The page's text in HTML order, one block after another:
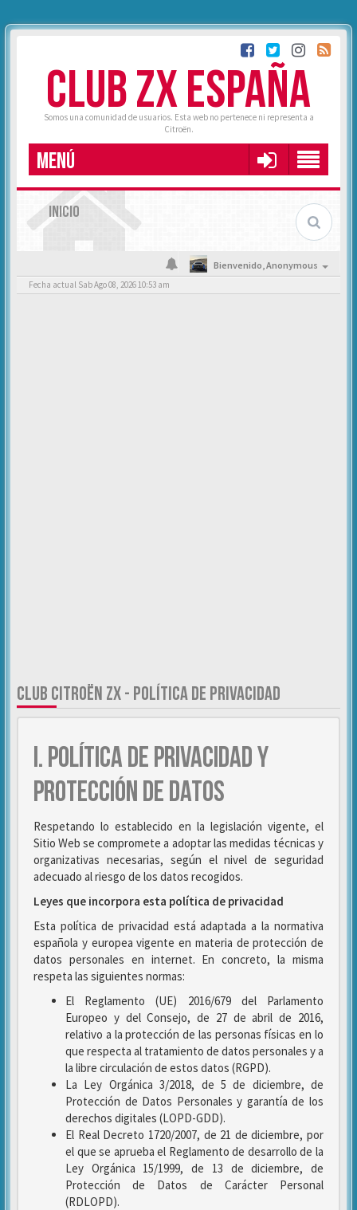
CLUB ZX ESPAÑA
Somos una comunidad de usuarios. Esta web no pertenece ni representa a
Citroën.
MENÚ
INICIO
Bienvenido,Anonymous
Fecha actual Sab Ago 08, 2026 10:53 am
CLUB CITROËN ZX - POLÍTICA DE PRIVACIDAD
I. POLÍTICA DE PRIVACIDAD Y
PROTECCIÓN DE DATOS
Respetando lo establecido en la legislación vigente, el
Sitio Web se compromete a adoptar las medidas técnicas y
organizativas necesarias, según el nivel de seguridad
adecuado al riesgo de los datos recogidos.
Leyes que incorpora esta política de privacidad
Esta política de privacidad está adaptada a la normativa
española y europea vigente en materia de protección de
datos personales en internet. En concreto, la misma
respeta las siguientes normas:
El Reglamento (UE) 2016/679 del Parlamento
Europeo y del Consejo, de 27 de abril de 2016,
relativo a la protección de las personas físicas en lo
que respecta al tratamiento de datos personales y a
la libre circulación de estos datos (RGPD).
La Ley Orgánica 3/2018, de 5 de diciembre, de
Protección de Datos Personales y garantía de los
derechos digitales (LOPD-GDD).
El Real Decreto 1720/2007, de 21 de diciembre, por
el que se aprueba el Reglamento de desarrollo de la
Ley Orgánica 15/1999, de 13 de diciembre, de
Protección de Datos de Carácter Personal
(RDLOPD).